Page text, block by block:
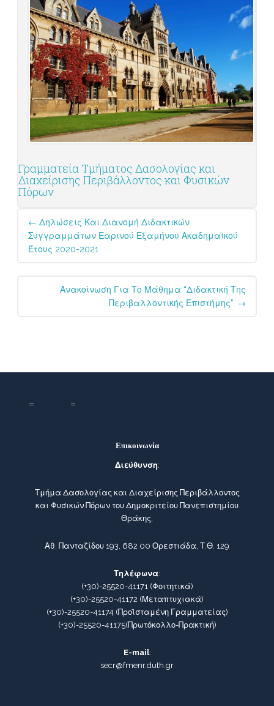
Γραμματεία Τμήματος Δασολογίας και
Διαχείρισης Περιβάλλοντος και Φυσικών
Πόρων
Post
navigation
← Δηλώσεις Και Διανομή Διδακτικών
Συγγραμμάτων Εαρινού Εξαμήνου Ακαδημαϊκού
Έτους 2020-2021
Ανακοίνωση Για Το Μάθημα “Διδακτική Της
Περιβαλλοντικής Επιστήμης”. →
Επικοινωνία
Διεύθυνση:
Τμήμα Δασολογίας και Διαχείρισης Περιβάλλοντος
και Φυσικών Πόρων του Δημοκριτείου Πανεπιστημίου
Θράκης,
Αθ. Πανταζίδου 193, 682 00 Ορεστιάδα, Τ.Θ. 129
Τηλέφωνα:
(+30)-25520-41171(Φοιτητικά)
(+30)-25520-41172 (Μεταπτυχιακά)
(+30)-25520-41174 (Προϊσταμένη Γραμματείας)
(+30)-25520-41175(Πρωτόκολλο-Πρακτική)
E-mail:
secr@fmenr.duth.gr